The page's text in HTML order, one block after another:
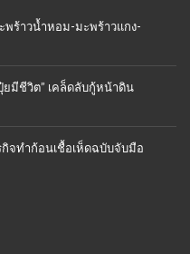
พร้าวน้ำหอม-มะพร้าวแกง-
ยมีชีวิต” เคล็ดลับกู้หน้าดิน
จทำก้อนเชื้อเห็ดฉบับจับมือ